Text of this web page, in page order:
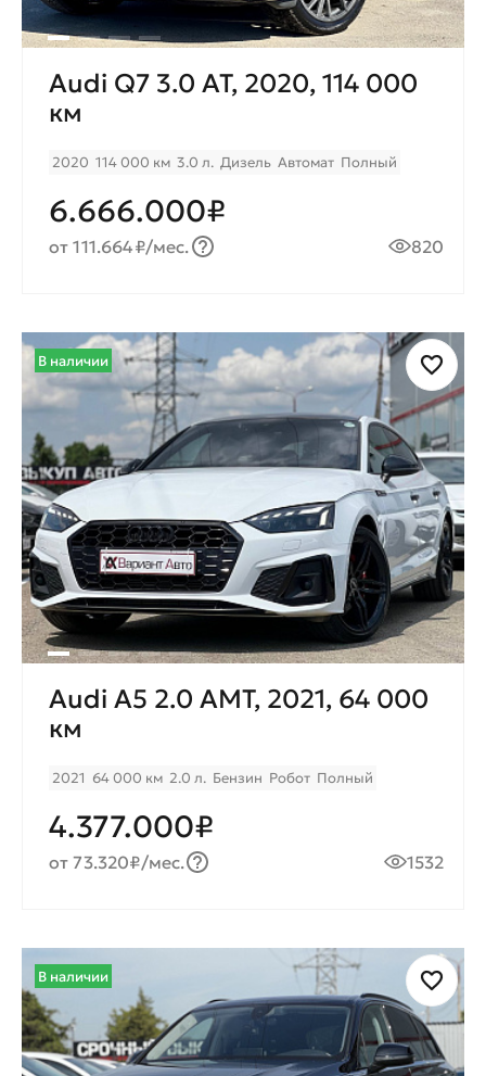
Audi Q7 3.0 AT, 2020, 114 000
км
2020 114 000 км 3.0 л. Дизель Автомат Полный
6.666.000₽
от 111.664₽/мес. 820
В наличии
Audi A5 2.0 AMT, 2021, 64 000
км
2021 64 000 км 2.0 л. Бензин Робот Полный
4.377.000₽
от 73.320₽/мес. 1532
В наличии